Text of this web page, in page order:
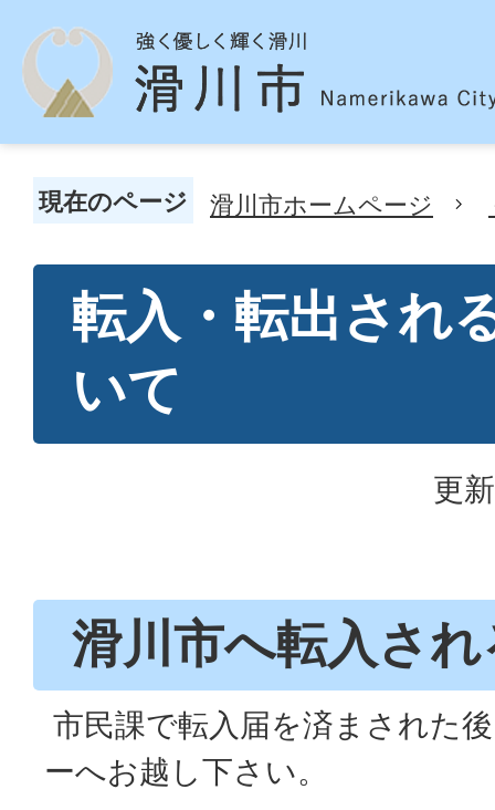
現在のページ 滑川市ホームページ
転入・転出され
いて
更
滑川市へ転入さ
市民課で転入届を済まされた
ーへお越し下さい。